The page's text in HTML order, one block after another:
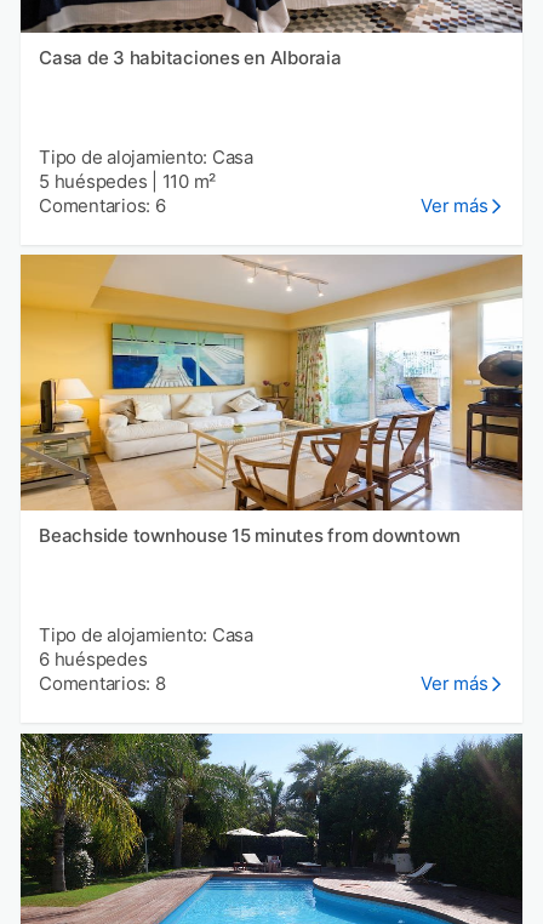
Casa de 3 habitaciones en Alboraia
Tipo de alojamiento: Casa
5 huéspedes
110 m²
Comentarios: 6
Ver más
Beachside townhouse 15 minutes from downtown
Tipo de alojamiento: Casa
6 huéspedes
Comentarios: 8
Ver más